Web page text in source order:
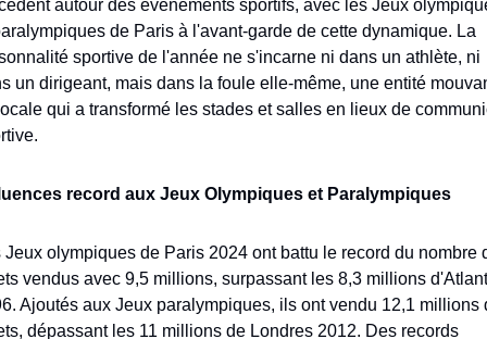
autour des événements sportifs, avec les Jeux
de Paris à l'avant-garde de cette dynamique. La
sportive de l'année ne s'incarne ni dans un athlète, ni
un dirigeant, mais dans la foule elle-même, une entité
qui a transformé les stades et salles en lieux de
record aux Jeux Olympiques et Paralympiques
Jeux olympiques de Paris 2024 ont battu le record du nombre
vendus avec 9,5 millions, surpassant les 8,3 millions
Ajoutés aux Jeux paralympiques, ils ont vendu 12,1 millions
dépassant les 11 millions de Londres 2012. Des records